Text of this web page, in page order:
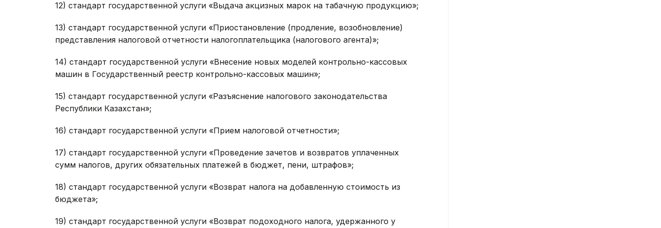
12) стандарт государственной услуги «Выдача акцизных марок на табачную продукцию»;
13) стандарт государственной услуги «Приостановление (продление, возобновление)
представления налоговой отчетности налогоплательщика (налогового агента)»;
14) стандарт государственной услуги «Внесение новых моделей контрольно-кассовых
машин в Государственный реестр контрольно-кассовых машин»;
15) стандарт государственной услуги «Разъяснение налогового законодательства
Республики Казахстан»;
16) стандарт государственной услуги «Прием налоговой отчетности»;
17) стандарт государственной услуги «Проведение зачетов и возвратов уплаченных
сумм налогов, других обязательных платежей в бюджет, пени, штрафов»;
18) стандарт государственной услуги «Возврат налога на добавленную стоимость из
бюджета»;
19) стандарт государственной услуги «Возврат подоходного налога, удержанного у